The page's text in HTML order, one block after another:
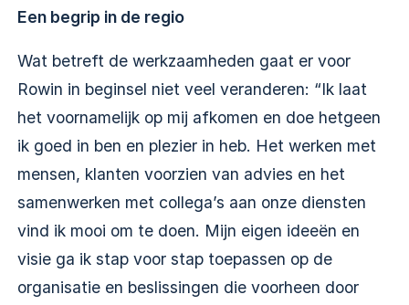
Een begrip in de regio
Wat betreft de werkzaamheden gaat er voor
Rowin in beginsel niet veel veranderen: “Ik laat
het voornamelijk op mij afkomen en doe hetgeen
ik goed in ben en plezier in heb. Het werken met
mensen, klanten voorzien van advies en het
samenwerken met collega’s aan onze diensten
vind ik mooi om te doen. Mijn eigen ideeën en
visie ga ik stap voor stap toepassen op de
organisatie en beslissingen die voorheen door